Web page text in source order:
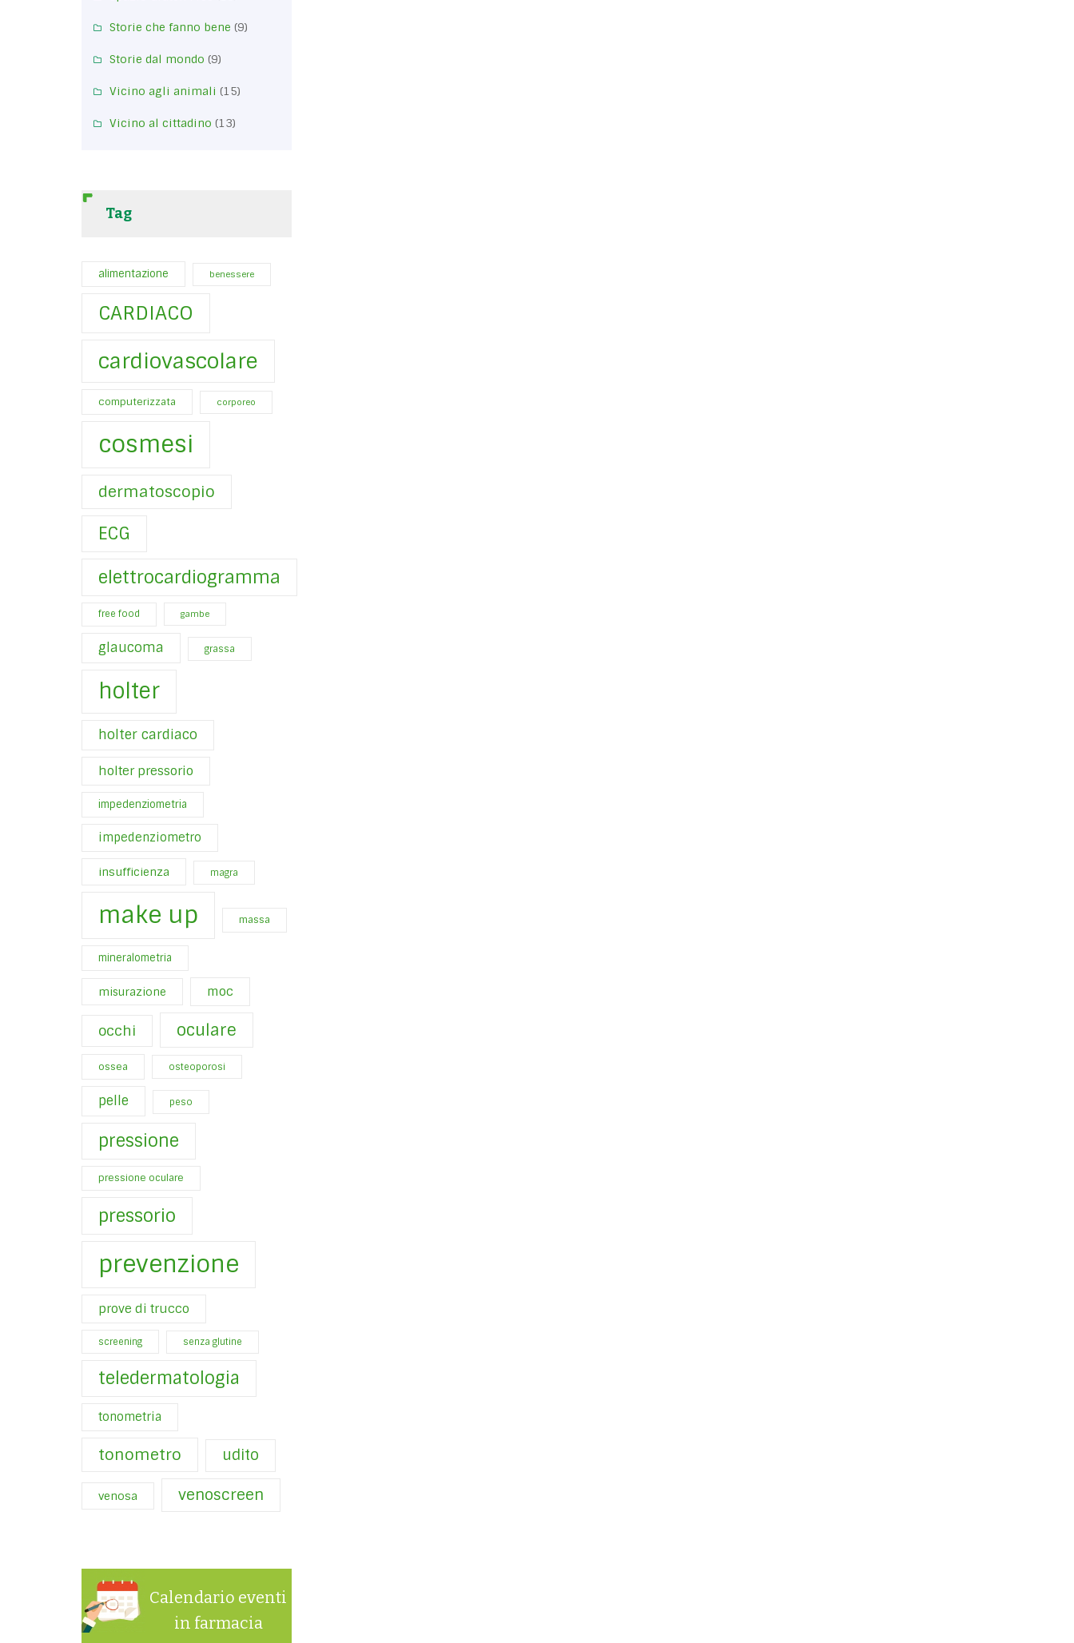
Storie che fanno bene (9)
Storie dal mondo (9)
Vicino agli animali (15)
Vicino al cittadino (13)
Tag
alimentazione benessere
CARDIACO
cardiovascolare
computerizzata corporeo
cosmesi
dermatoscopio
ECG
elettrocardiogramma
free food gambe
glaucoma grassa
holter
holter cardiaco
holter pressorio
impedenziometria
impedenziometro
insufficienza magra
make up massa
mineralometria
misurazione moc
occhi oculare
ossea osteoporosi
pelle peso
pressione
pressione oculare
pressorio
prevenzione
prove di trucco
screening senza glutine
teledermatologia
tonometria
tonometro udito
venosa venoscreen
Calendario eventi
in farmacia